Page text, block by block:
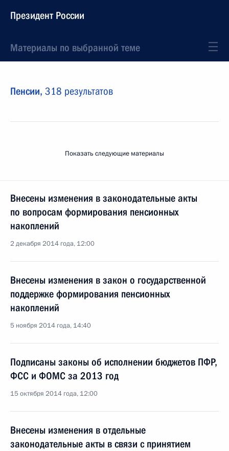
Президент России
Материалы по выбранной теме
Пенсии, 318 результатов
Показать следующие материалы
Внесены изменения в законодательные акты
по вопросам формирования пенсионных
накоплений
2 декабря 2014 года, 12:00
Внесены изменения в закон о государственной
поддержке формирования пенсионных
накоплений
5 ноября 2014 года, 14:40
Подписаны законы об исполнении бюджетов ПФР,
ФСС и ФОМС за 2013 год
15 октября 2014 года, 12:00
Внесены изменения в отдельные
законодательные акты в связи с принятием